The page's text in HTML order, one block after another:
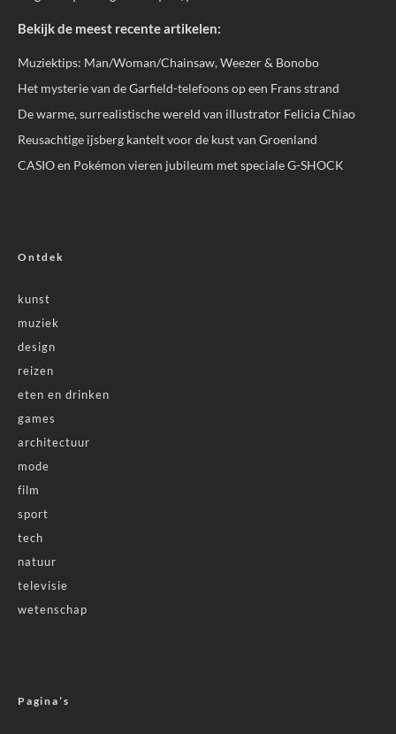
Bekijk de meest recente artikelen:
Muziektips: Man/Woman/Chainsaw, Weezer & Bonobo
Het mysterie van de Garfield-telefoons op een Frans strand
De warme, surrealistische wereld van illustrator Felicia Chiao
Reusachtige ijsberg kantelt voor de kust van Groenland
CASIO en Pokémon vieren jubileum met speciale G-SHOCK
Ontdek
kunst
muziek
design
reizen
eten en drinken
games
architectuur
mode
film
sport
tech
natuur
televisie
wetenschap
Pagina’s